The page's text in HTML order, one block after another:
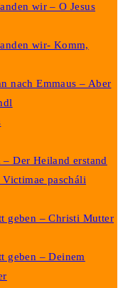
wir – O Jesus
wir- Komm,
nach Emmaus – Aber
Der Heiland erstand
pascháli
geben – Christi Mutter
geben – Deinem